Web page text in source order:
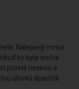
Nalepený mrtvý
by byla vrstva
prostě hezkou a
úlovků špachtlí.